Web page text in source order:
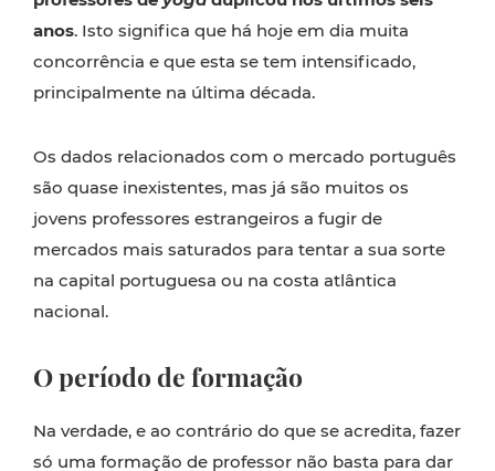
anos. Isto significa que há hoje em dia muita
concorrência e que esta se tem intensificado,
principalmente na última década.
Os dados relacionados com o mercado português
são quase inexistentes, mas já são muitos os
jovens professores estrangeiros a fugir de
mercados mais saturados para tentar a sua sorte
na capital portuguesa ou na costa atlântica
nacional.
O período de formação
Na verdade, e ao contrário do que se acredita, fazer
só uma formação de professor não basta para dar